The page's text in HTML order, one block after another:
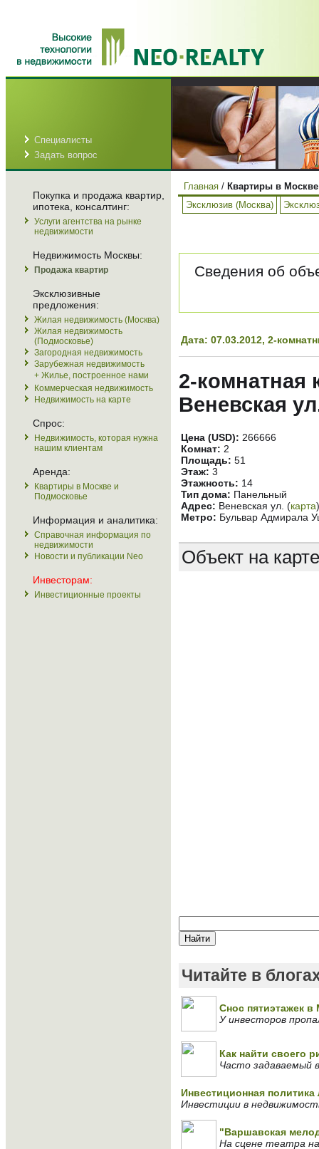
Специалисты
Задать вопрос
Покупка и продажа квартир,
ипотека, консалтинг:
Услуги агентства на рынке
недвижимости
Недвижимость Москвы:
Продажа квартир
Эксклюзивные
предложения:
Жилая недвижимость (Москва)
Жилая недвижимость
(Подмосковье)
Загородная недвижимость
Зарубежная недвижимость
+ Жилье, построенное нами
Коммерческая недвижимость
Недвижимость на карте
Спрос:
Недвижимость, которая нужна
нашим клиентам
Аренда:
Квартиры в Москве и
Подмосковье
Информация и аналитика:
Справочная информация по
недвижимости
Новости и публикации Neo
Инвесторам:
Инвестиционные проекты
Главная / Квартиры в
Эксклюзив (Москва)
Сведения об
Дата: 07.03.2012, 2-
2-комнатная
Веневская
Цена (USD): 266666
Комнат: 2
Площадь: 51
Этаж: 3
Этажность: 14
Тип дома: Панельный
Адрес: Веневская ул. (карта)
Метро: Бульвар Адмирала
Объект на карте
Читайте в
Снос пятиэтажек в
У инвесторов
Как найти своего
Часто задаваемый
Инвестиционная
Инвестиции в
"Варшавская
На сцене театра